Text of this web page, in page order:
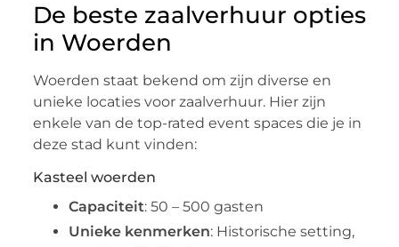
De beste zaalverhuur opties
in Woerden
Woerden staat bekend om zijn diverse en
unieke locaties voor zaalverhuur. Hier zijn
enkele van de top-rated event spaces die je in
deze stad kunt vinden:
Kasteel woerden
Capaciteit: 50 – 500 gasten
Unieke kenmerken: Historische setting,